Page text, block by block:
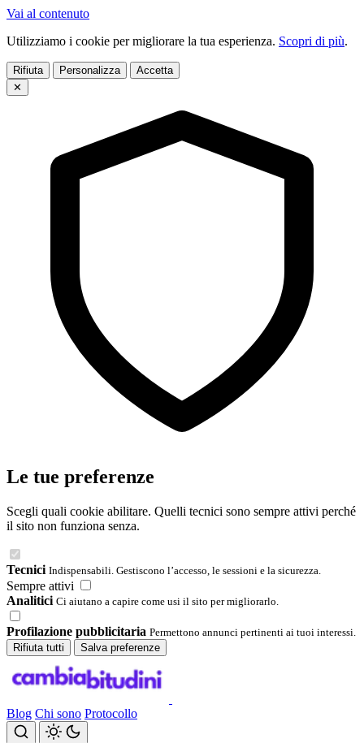
Vai al contenuto
Utilizziamo i cookie per migliorare la tua esperienza. Scopri di più.
Rifiuta Personalizza
Accetta
✕
Le tue preferenze
Scegli quali cookie abilitare. Quelli tecnici sono sempre attivi perché
il sito non funziona senza.
Tecnici Indispensabili. Gestiscono l’accesso, le sessioni e la sicurezza.
Sempre attivi
Analitici Ci aiutano a capire come usi il sito per migliorarlo.
Profilazione pubblicitaria Permettono annunci pertinenti ai tuoi interessi.
Rifiuta tutti
Salva preferenze
Blog Chi sono Protocollo